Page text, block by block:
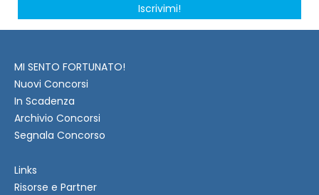
Iscrivimi!
MI SENTO FORTUNATO!
Nuovi Concorsi
In Scadenza
Archivio Concorsi
Segnala Concorso
Links
Risorse e Partner